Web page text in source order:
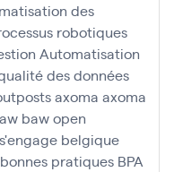
des
robotiques
Automatisation
des données
axoma axoma
baw open
belgique
bonnes pratiques BPA